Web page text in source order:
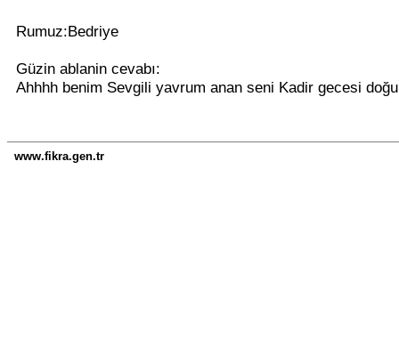
Rumuz:Bedriye
Güzin ablanin cevabı:
Ahhhh benim Sevgili yavrum anan seni Kadir gecesi
www.fikra.gen.tr